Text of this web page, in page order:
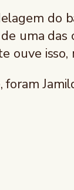
uma das
ouve isso,
foram